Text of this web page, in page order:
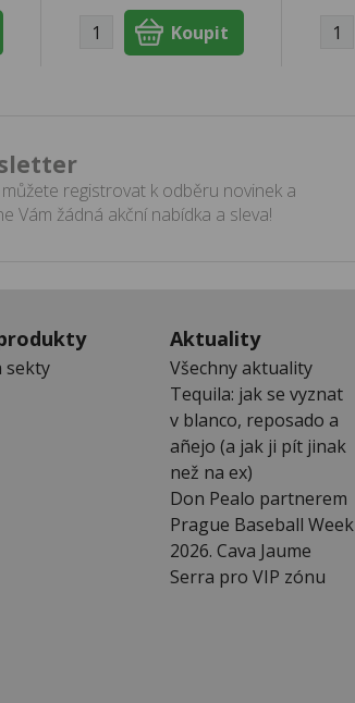
registrovat k odběru novinek a
Vám žádná akční nabídka a sleva!
sekty
Aktuality
Všechny aktuality
Tequila: jak se vyznat
v blanco, reposado a
añejo (a jak ji pít jinak
než na ex)
Don Pealo partnerem
Prague Baseball Week
2026. Cava Jaume
Serra pro VIP zónu